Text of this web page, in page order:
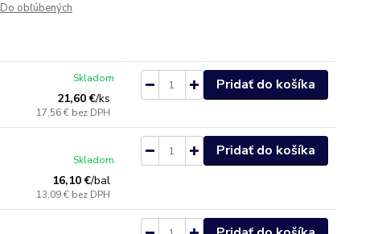
Do obľúbených
21,60 €/ks
17,56 € bez DPH
Skladom Pridať do košíka
16,10 €/bal
13,09 € bez DPH
Skladom
Pridať do košíka